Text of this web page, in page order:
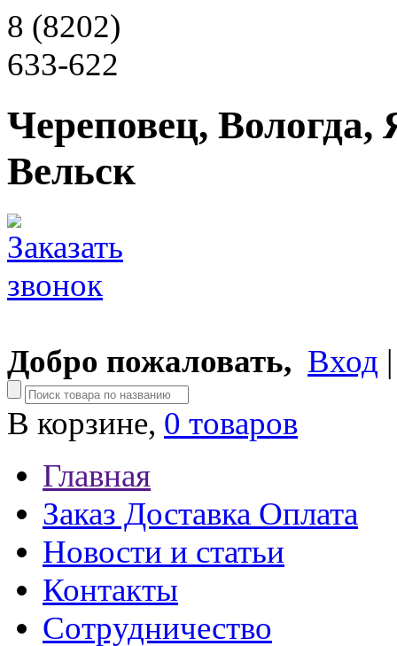
8 (8202)
633-622
Череповец, Вологда,
Вельск
Добро пожаловать, Вход
В корзине, 0 товаров
Главная
Заказ Доставка Оплата
Новости и статьи
Контакты
Сотрудничество